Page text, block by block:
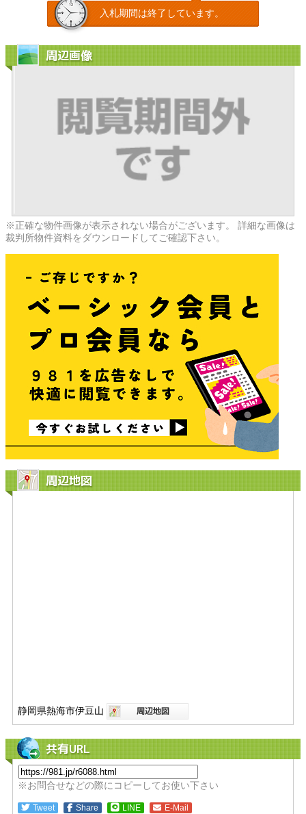
入札期間は終了しています。
周辺画像
※正確な物件画像が表示されない場合がございます。 詳細な画像は
裁判所物件資料をダウンロードしてご確認下さい。
周辺地図
静岡県熱海市伊豆山
共有URL
※お問合せなどの際にコピーしてお使い下さい
Tweet Share LINE E-Mail